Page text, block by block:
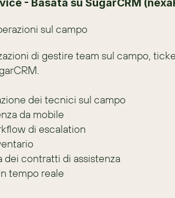
- Basata su SugarCRM
sul campo
di gestire team sul campo,
dei tecnici sul campo
da mobile
di escalation
dei contratti di assistenza
tempo reale